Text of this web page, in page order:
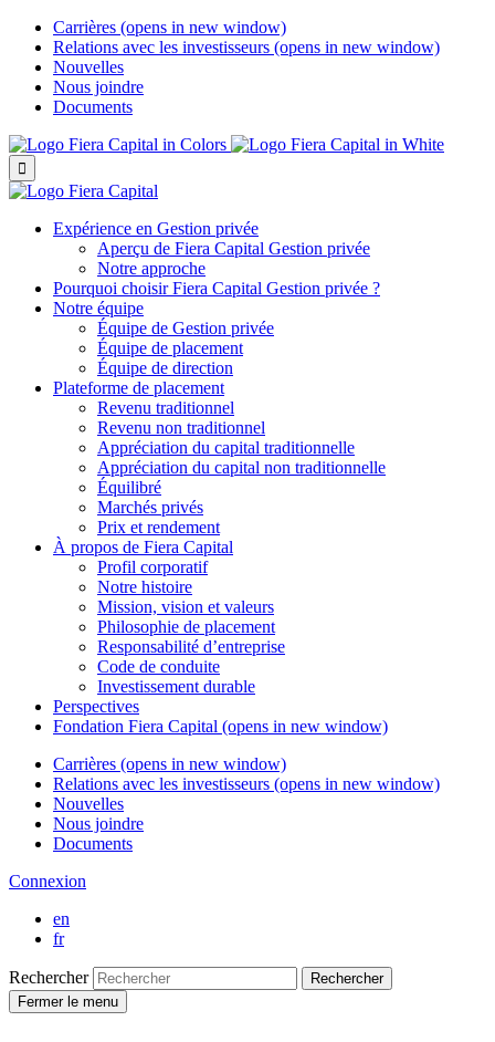
Carrières (opens in new window)
Relations avec les investisseurs (opens in new window)
Nouvelles
Nous joindre
Documents

Expérience en Gestion privée
Aperçu de Fiera Capital Gestion privée
Notre approche
Pourquoi choisirFiera Capital Gestion privée ?
Notre équipe
Équipe de Gestion privée
Équipe de placement
Équipe de direction
Plateforme de placement
Revenu traditionnel
Revenu non traditionnel
Appréciation du capital traditionnelle
Appréciation du capital non traditionnelle
Équilibré
Marchés privés
Prix et rendement
À propos de Fiera Capital
Profil corporatif
Notre histoire
Mission, vision et valeurs
Philosophie de placement
Responsabilité d’entreprise
Code de conduite
Investissement durable
Perspectives
Fondation Fiera Capital (opens in new window)
Carrières (opens in new window)
Relations avec les investisseurs (opens in new window)
Nouvelles
Nous joindre
Documents
Connexion
en
fr
Rechercher
Rechercher
Fermer le menu